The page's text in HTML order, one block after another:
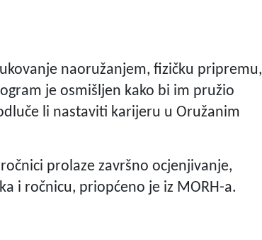
naoružanjem, fizičku pripremu,
je osmišljen kako bi im pružio
li nastaviti karijeru u Oružanim
prolaze završno ocjenjivanje,
i ročnicu, priopćeno je iz MORH-a.